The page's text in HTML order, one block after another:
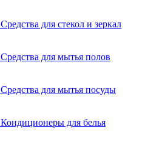
Средства для стекол и зеркал
Средства для мытья полов
Средства для мытья посуды
Кондиционеры для белья